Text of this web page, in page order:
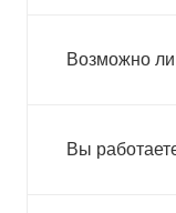
Возможно
Вы